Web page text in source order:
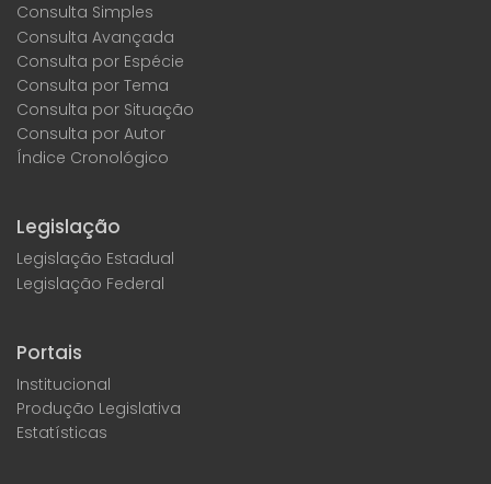
Consulta Simples
Consulta Avançada
Consulta por Espécie
Consulta por Tema
Consulta por Situação
Consulta por Autor
Índice Cronológico
Legislação
Legislação Estadual
Legislação Federal
Portais
Institucional
Produção Legislativa
Estatísticas